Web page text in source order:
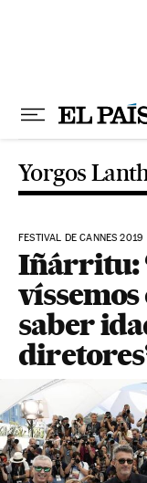
Yorgos
FESTIVAL DE CANNES 2019
Iñárritu:
saber